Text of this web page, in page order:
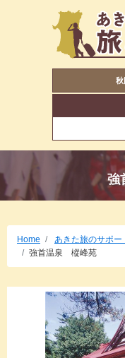
秋
強
Home あきた旅のサポー
強首温泉 樅峰苑